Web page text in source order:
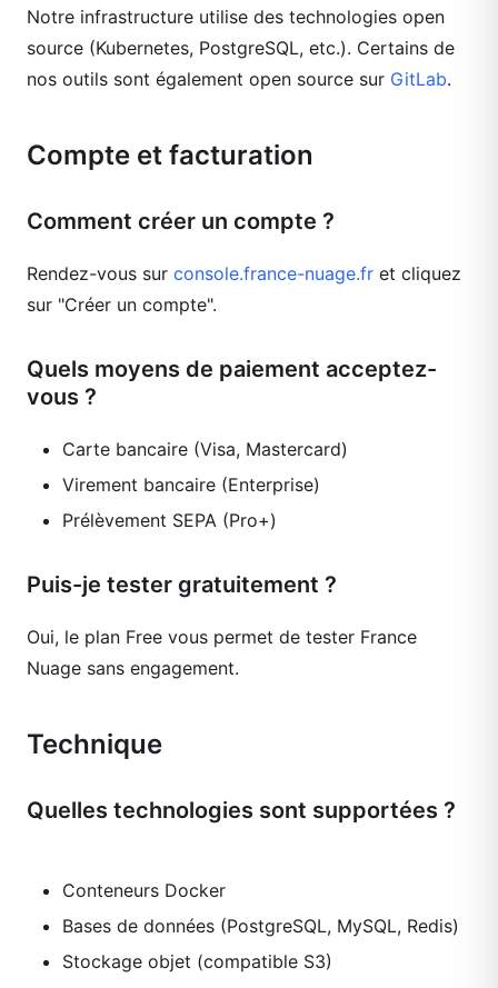
Notre infrastructure utilise des technologies open
source (Kubernetes, PostgreSQL, etc.). Certains de
nos outils sont également open source sur GitLab.
Compte et facturation
Comment créer un compte ?
Rendez-vous sur console.france-nuage.fr et cliquez
sur "Créer un compte".
Quels moyens de paiement acceptez-
vous ?
Carte bancaire (Visa, Mastercard)
Virement bancaire (Enterprise)
Prélèvement SEPA (Pro+)
Puis-je tester gratuitement ?
Oui, le plan Free vous permet de tester France
Nuage sans engagement.
Technique
Quelles technologies sont supportées ?
Conteneurs Docker
Bases de données (PostgreSQL, MySQL, Redis)
Stockage objet (compatible S3)